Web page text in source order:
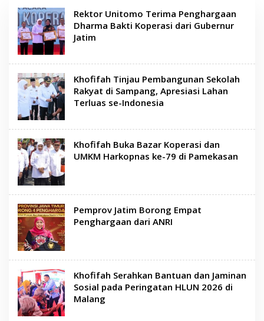
Rektor Unitomo Terima Penghargaan
Dharma Bakti Koperasi dari Gubernur
Jatim
Khofifah Tinjau Pembangunan Sekolah
Rakyat di Sampang, Apresiasi Lahan
Terluas se-Indonesia
Khofifah Buka Bazar Koperasi dan
UMKM Harkopnas ke-79 di Pamekasan
Pemprov Jatim Borong Empat
Penghargaan dari ANRI
Khofifah Serahkan Bantuan dan Jaminan
Sosial pada Peringatan HLUN 2026 di
Malang